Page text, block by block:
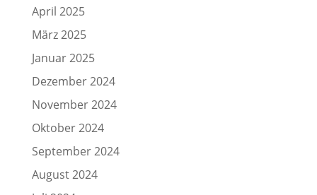
April 2025
März 2025
Januar 2025
Dezember 2024
November 2024
Oktober 2024
September 2024
August 2024